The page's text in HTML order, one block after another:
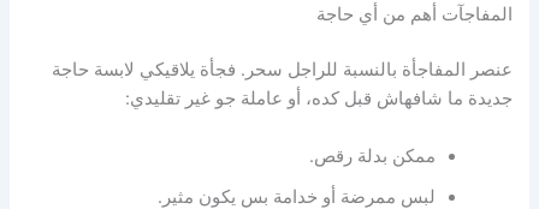
المفاجآت أهم من أي حاجة
عنصر المفاجأة بالنسبة للراجل سحر. فجأة يلاقيكي لابسة حاجة
جديدة ما شافهاش قبل كده، أو عاملة جو غير تقليدي:
ممكن بدلة رقص.
لبس ممرضة أو خدامة بس يكون مثير.